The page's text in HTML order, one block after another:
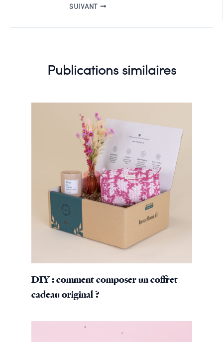
SUIVANT
Publications similaires
DIY : comment composer un coffret
cadeau original ?